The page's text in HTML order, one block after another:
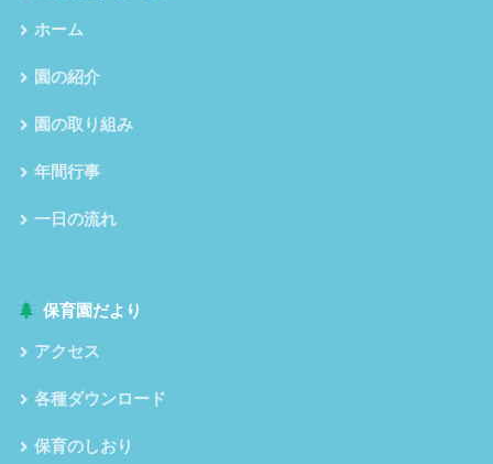
ホーム
園の紹介
園の取り組み
年間行事
一日の流れ
保育園だより
アクセス
各種ダウンロード
保育のしおり